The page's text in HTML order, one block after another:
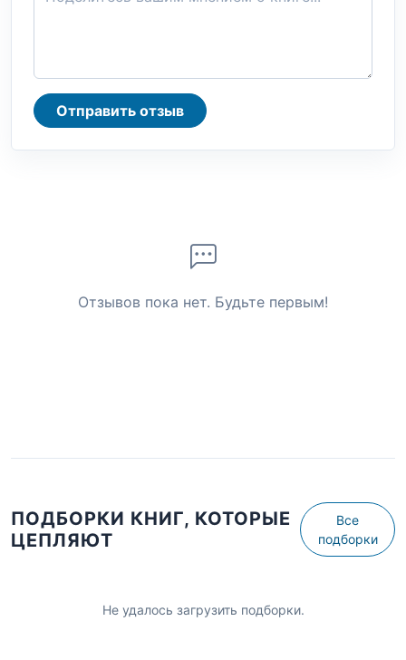
Отправить отзыв
Отзывов пока нет. Будьте первым!
ПОДБОРКИ КНИГ, КОТОРЫЕ
ЦЕПЛЯЮТ
Все
подборки
Не удалось загрузить подборки.